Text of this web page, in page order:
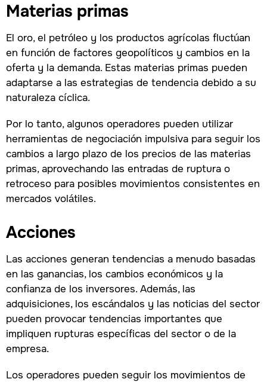
Materias primas
El oro, el petróleo y los productos agrícolas fluctúan
en función de factores geopolíticos y cambios en la
oferta y la demanda. Estas materias primas pueden
adaptarse a las estrategias de tendencia debido a su
naturaleza cíclica.
Por lo tanto, algunos operadores pueden utilizar
herramientas de negociación impulsiva para seguir los
cambios a largo plazo de los precios de las materias
primas, aprovechando las entradas de ruptura o
retroceso para posibles movimientos consistentes en
mercados volátiles.
Acciones
Las acciones generan tendencias a menudo basadas
en las ganancias, los cambios económicos y la
confianza de los inversores. Además, las
adquisiciones, los escándalos y las noticias del sector
pueden provocar tendencias importantes que
impliquen rupturas específicas del sector o de la
empresa.
Los operadores pueden seguir los movimientos de